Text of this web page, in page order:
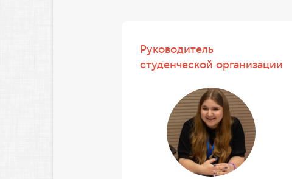
Руководитель
студенческой организации